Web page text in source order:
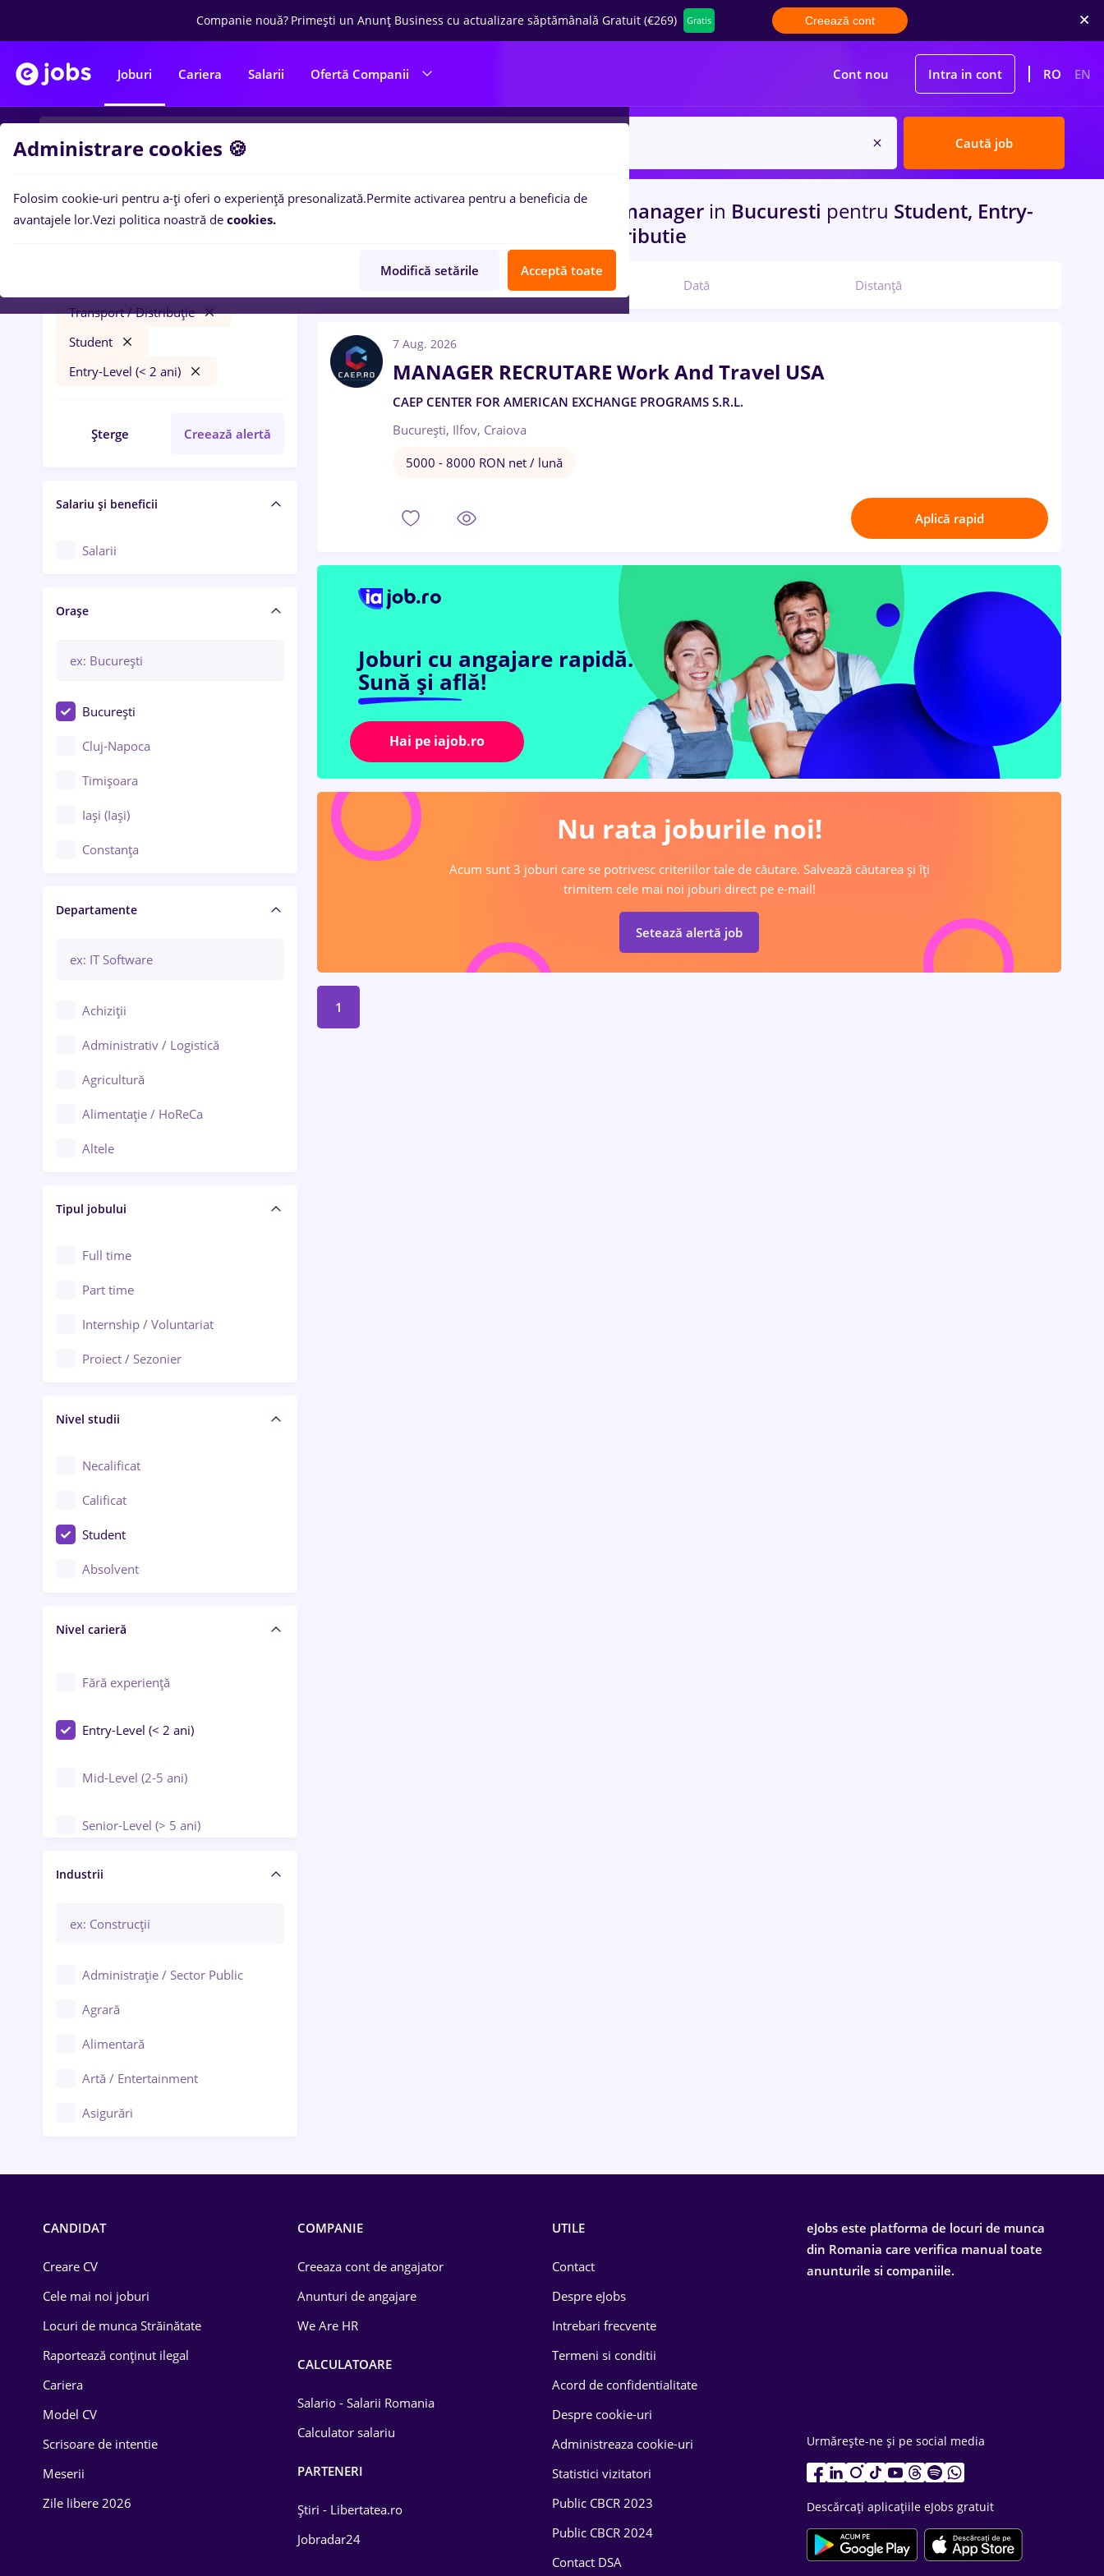
Companie nouă? Primești un Anunț Business cu actualizare săptămânală Gratuit (€269) Gratis Creează cont
Joburi Cariera Salarii Ofertă Companii Cont nou Intra in cont RO EN
Caută job
Filtre
Transport / Distribuție
Student
Entry-Level (< 2 ani)
Șterge Creează alertă
Salariu și beneficii
Salarii
Orașe
București
Cluj-Napoca
Timișoara
Iași (Iași)
Constanța
Brașov
Bacău
Galați (Galați)
Ploiești
Arad
Baia Mare
Bârlad
Bistrița (Bistrița-Năsăud)
Departamente
Achiziții
Administrativ / Logistică
Agricultură
Alimentație / HoReCa
Altele
Asigurări
Au pair / Babysitter / Curățenie
Audit / Consultanță
Auto / Echipamente
Automatizări
Cercetare - dezvoltare
Chimie / Biochimie
Confecții / Design vestimentar
Construcții / Instalații
Controlul calității
Educație / Training / Arte
Tipul jobului
Full time
Part time
Internship / Voluntariat
Proiect / Sezonier
Nivel studii
Necalificat
Calificat
Student
Absolvent
Nivel carieră
Fără experiență
Entry-Level (< 2 ani)
Mid-Level (2-5 ani)
Senior-Level (> 5 ani)
Manager / Executiv
Industrii
Administrație / Sector Public
Agrară
Alimentară
Artă / Entertainment
Asigurări
Drept
Educație / Training
Energetică
Farma
3locuri de muncajunior project manager in Bucuresti pentru Student, Entry-
Transport / Distributie
Relevanță Dată Distanță
7 Aug. 2026
MANAGER RECRUTARE Work And Travel USA
CAEP CENTER FOR AMERICAN EXCHANGE PROGRAMS S.R.L.
București, Ilfov, Craiova
5000 - 8000 RON net / lună
Aplică rapid
Joburi cu angajare rapidă.
Sună și află!
Hai pe iajob.ro
Nu rata joburile noi!
Acum sunt 3 joburi care se potrivesc criteriilor tale de căutare. Salvează căutarea și îți
trimitem cele mai noi joburi direct pe e-mail!
Setează alertă job
1
CANDIDAT
Creare CV
Cele mai noi joburi
Locuri de munca Străinătate
Raportează conținut ilegal
Cariera
Model CV
Scrisoare de intentie
Meserii
Zile libere 2026
COMPANIE
Creeaza cont de angajator
Anunturi de angajare
We Are HR
CALCULATOARE
Salario - Salarii Romania
Calculator salariu
PARTENERI
Știri - Libertatea.ro
Jobradar24
UTILE
Contact
Despre eJobs
Intrebari frecvente
Termeni si conditii
Acord de confidentialitate
Despre cookie-uri
Administreaza cookie-uri
Statistici vizitatori
Public CBCR 2023
Public CBCR 2024
Contact DSA
eJobs este platforma de locuri de munca
din Romania care verifica manual toate
anunturile si companiile.
Urmărește-ne și pe social media
Descărcați aplicațiile eJobs gratuit
Administrare cookies 🍪
Folosim cookie-uri pentru a-ți oferi o experiență presonalizată.Permite activarea pentru a beneficia de
avantajele lor.Vezi politica noastră de cookies.
Modifică setările Acceptă toate